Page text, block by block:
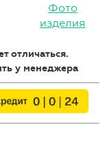
Фото
изделия
отличаться.
у менеджера